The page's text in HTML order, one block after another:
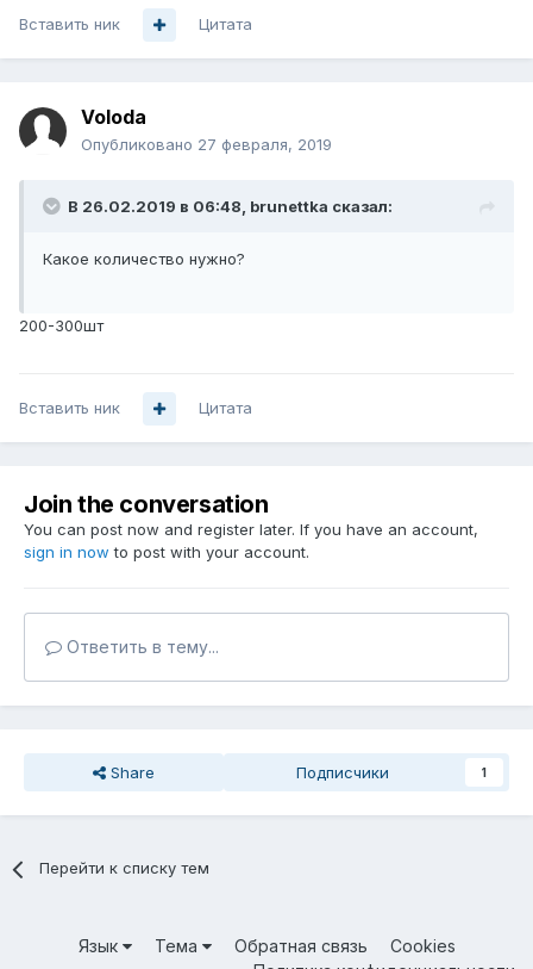
Вставить ник Цитата
Voloda
Опубликовано 27 февраля, 2019
В 26.02.2019 в 06:48, brunettka сказал:
Какое количество нужно?
200-300шт
Вставить ник Цитата
Join the conversation
You can post now and register later. If you have an account,
sign in now to post with your account.
Ответить в тему...
Share Подписчики 1
Перейти к списку тем
Язык Тема Обратная связь
Cookies